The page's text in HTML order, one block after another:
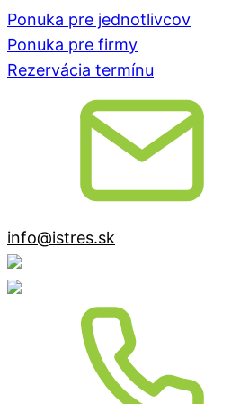
Ponuka pre jednotlivcov
Ponuka pre firmy
Rezervácia termínu
info@istres.sk